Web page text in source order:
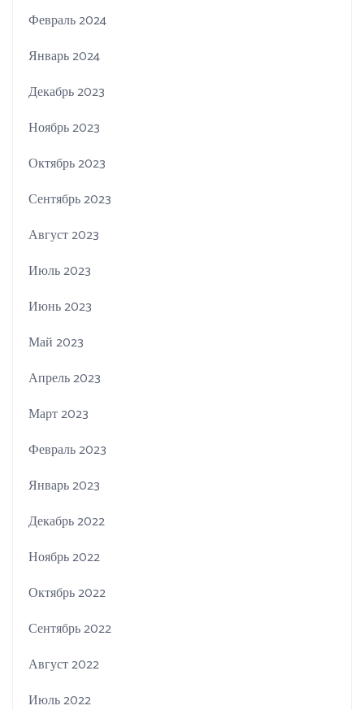
Февраль 2024
Январь 2024
Декабрь 2023
Ноябрь 2023
Октябрь 2023
Сентябрь 2023
Август 2023
Июль 2023
Июнь 2023
Май 2023
Апрель 2023
Март 2023
Февраль 2023
Январь 2023
Декабрь 2022
Ноябрь 2022
Октябрь 2022
Сентябрь 2022
Август 2022
Июль 2022